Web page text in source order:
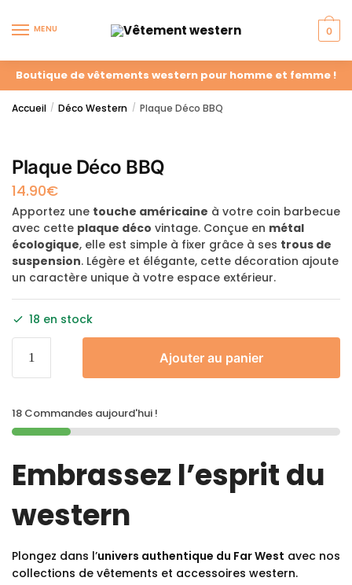
MENU 0
Boutique de vêtements western pour homme et femme !
Accueil / Déco Western / Plaque Déco BBQ
Plaque Déco BBQ
14.90€
Apportez une touche américaine à votre coin barbecue
avec cette plaque déco vintage. Conçue en métal
écologique, elle est simple à fixer grâce à ses trous de
suspension. Légère et élégante, cette décoration ajoute
un caractère unique à votre espace extérieur.
18 en stock
Ajouter au panier
18 Commandes aujourd'hui !
Embrassez l’esprit du
western
Plongez dans l’univers authentique du Far West avec nos
collections de vêtements et accessoires western.